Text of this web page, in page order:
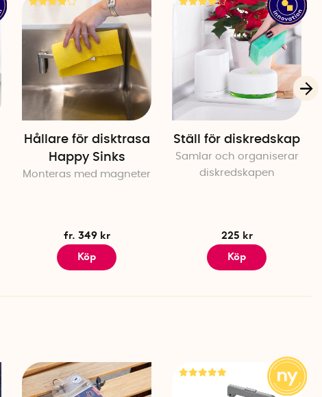
Hållare för disktrasa
Happy Sinks
Monteras med magneter
fr. 349 kr
Köp
Ställ för diskredskap
Samlar och organiserar
diskredskapen
225 kr
Köp